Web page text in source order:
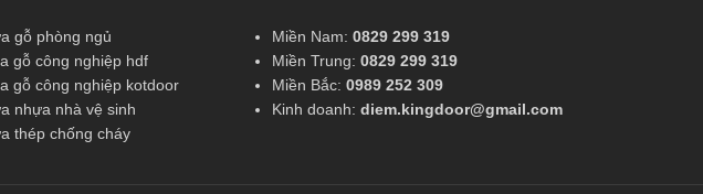
gỗ phòng ngủ
gỗ công nghiệp hdf
gỗ công nghiệp kotdoor
nhựa nhà vệ sinh
thép chống cháy
Miền Nam: 0829 299 319
Miền Trung: 0829 299 319
Miền Bắc: 0989 252 309
Kinh doanh: diem.kingdoor@gmail.com